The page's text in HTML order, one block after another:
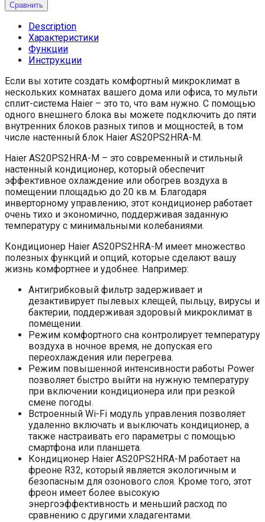
Сравнить
Description
Характеристики
Функции
Инструкции
Если вы хотите создать комфортный микроклимат в
нескольких комнатах вашего дома или офиса, то мульти
сплит-система Haier – это то, что вам нужно. С помощью
одного внешнего блока вы можете подключить до пяти
внутренних блоков разных типов и мощностей, в том
числе настенный блок Haier AS20PS2HRA-M.
Haier AS20PS2HRA-M – это современный и стильный
настенный кондиционер, который обеспечит
эффективное охлаждение или обогрев воздуха в
помещении площадью до 20 кв.м. Благодаря
инверторному управлению, этот кондиционер работает
очень тихо и экономично, поддерживая заданную
температуру с минимальными колебаниями.
Кондиционер Haier AS20PS2HRA-M имеет множество
полезных функций и опций, которые сделают вашу
жизнь комфортнее и удобнее. Например:
Антигрибковый фильтр задерживает и
дезактивирует пылевых клещей, пыльцу, вирусы и
бактерии, поддерживая здоровый микроклимат в
помещении.
Режим комфортного сна контролирует температуру
воздуха в ночное время, не допуская его
переохлаждения или перегрева.
Режим повышенной интенсивности работы Power
позволяет быстро выйти на нужную температуру
при включении кондиционера или при резкой
смене погоды.
Встроенный Wi-Fi модуль управления позволяет
удаленно включать и выключать кондиционер, а
также настраивать его параметры с помощью
смартфона или планшета.
Кондиционер Haier AS20PS2HRA-M работает на
фреоне R32, который является экологичным и
безопасным для озонового слоя. Кроме того, этот
фреон имеет более высокую
энергоэффективность и меньший расход по
сравнению с другими хладагентами.